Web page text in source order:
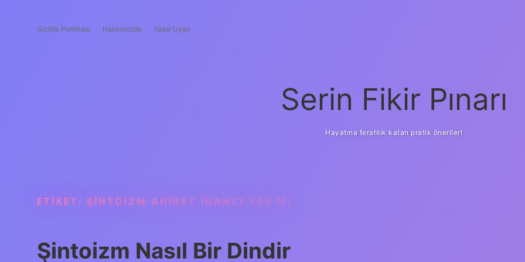
Gizlilik Politikası Hakkımızda Yasal Uyarı
Serin Fikir Pınarı
Hayatına ferahlık katan pratik öneriler!
ETIKET: ŞINTOIZM AHIRET INANCI VAR MI
Şintoizm Nasıl Bir Dindir